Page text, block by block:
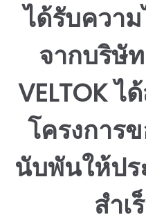
ได้รับความ
จากบริษั
VELTOK
โครงการ
นับพันให้ป
สำเ